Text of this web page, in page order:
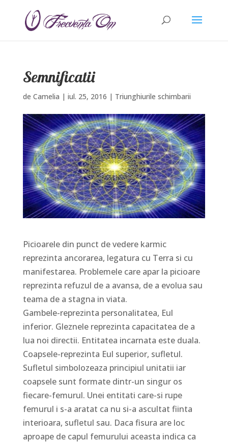
Semnificatii
de Camelia | iul. 25, 2016 | Triunghiurile schimbarii
Picioarele din punct de vedere karmic
reprezinta ancorarea, legatura cu Terra si cu
manifestarea. Problemele care apar la picioare
reprezinta refuzul de a avansa, de a evolua sau
teama de a stagna in viata.
Gambele-reprezinta personalitatea, Eul
inferior. Gleznele reprezinta capacitatea de a
lua noi directii. Entitatea incarnata este duala.
Coapsele-reprezinta Eul superior, sufletul.
Sufletul simbolozeaza principiul unitatii iar
coapsele sunt formate dintr-un singur os
fiecare-femurul. Unei entitati care-si rupe
femurul i s-a aratat ca nu si-a ascultat fiinta
interioara, sufletul sau. Daca fisura are loc
aproape de capul femurului aceasta indica ca